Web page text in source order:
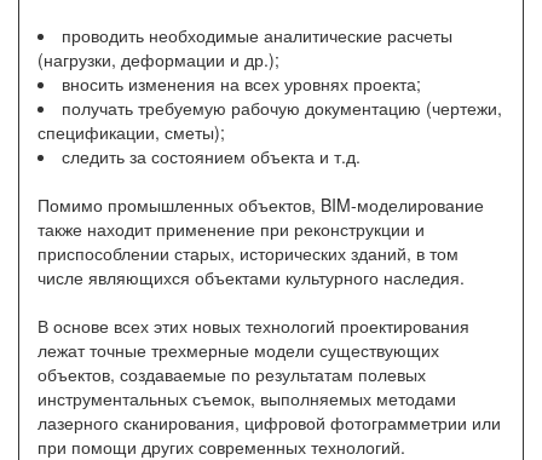
проводить необходимые аналитические расчеты
(нагрузки, деформации и др.);
вносить изменения на всех уровнях проекта;
получать требуемую рабочую документацию (чертежи,
спецификации, сметы);
следить за состоянием объекта и т.д.
Помимо промышленных объектов, BIM-моделирование
также находит применение при реконструкции и
приспособлении старых, исторических зданий, в том
числе являющихся объектами культурного наследия.
В основе всех этих новых технологий проектирования
лежат точные трехмерные модели существующих
объектов, создаваемые по результатам полевых
инструментальных съемок, выполняемых методами
лазерного сканирования, цифровой фотограмметрии или
при помощи других современных технологий.